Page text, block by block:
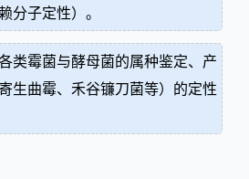
分子定性）。
类霉菌与酵母菌的属种鉴定、产
生曲霉、禾谷镰刀菌等）的定性